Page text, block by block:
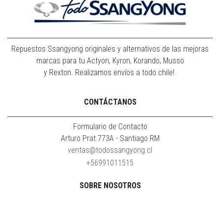
Repuestos Ssangyong originales y alternativos de las mejoras
marcas para tu Actyon, Kyron, Korando, Musso
y Rexton. Realizamos envíos a todo chile!
CONTÁCTANOS
Formulario de Contacto
Arturo Prat 773A - Santiago RM
ventas@todossangyong.cl
+56991011515
SOBRE NOSOTROS